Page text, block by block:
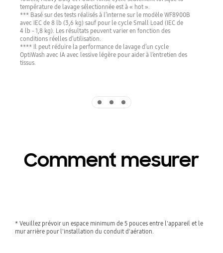
température de lavage sélectionnée est à « hot ».
*** Basé sur des tests réalisés à l’interne sur le modèle WF8900B
avec IEC de 8 lb (3,6 kg) sauf pour le cycle Small Load (IEC de
4 lb - 1,8 kg). Les résultats peuvent varier en fonction des
conditions réelles d’utilisation.
**** Il peut réduire la performance de lavage d’un cycle
OptiWash avec IA avec lessive légère pour aider à l’entretien des
tissus.
Comment mesurer
* Veuillez prévoir un espace minimum de 5 pouces entre l'appareil et le
mur arrière pour l'installation du conduit d'aération.